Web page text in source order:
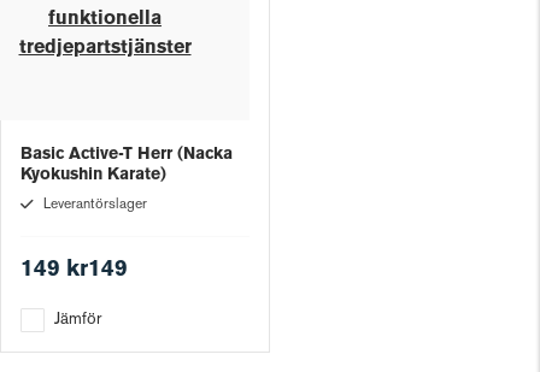
funktionella
tredjepartstjänster
Basic Active-T Herr (Nacka
Kyokushin Karate)
Leverantörslager
149 kr149
Jämför